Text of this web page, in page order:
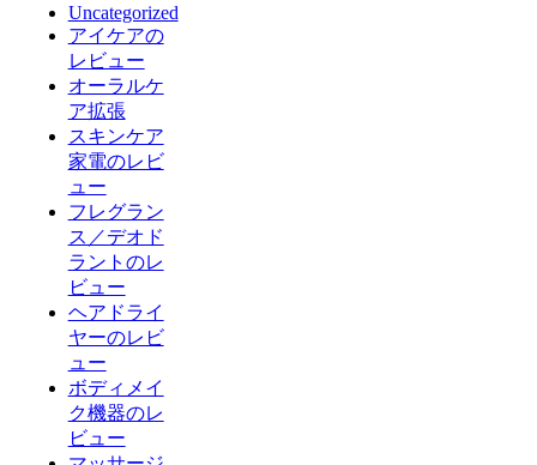
Uncategorized
アイケアの
レビュー
オーラルケ
ア拡張
スキンケア
家電のレビ
ュー
フレグラン
ス／デオド
ラントのレ
ビュー
ヘアドライ
ヤーのレビ
ュー
ボディメイ
ク機器のレ
ビュー